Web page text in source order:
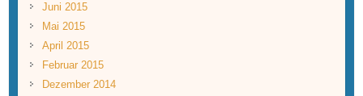
Juni 2015
Mai 2015
April 2015
Februar 2015
Dezember 2014